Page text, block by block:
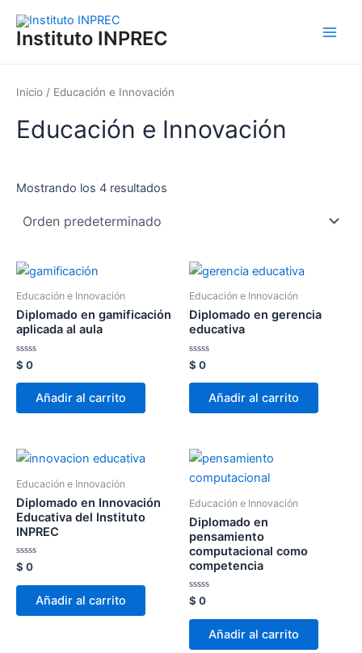
contenido
Instituto INPREC
Inicio / Educación e Innovación
Educación e Innovación
Mostrando los 4 resultados
Educación e Innovación
Diplomado en gamificación
aplicada al aula
Valorado
con
0
$ 0
Añadir al carrito
Educación e Innovación
Diplomado en gerencia
educativa
Valorado
con
0
$ 0
Añadir al carrito
Educación e Innovación
Diplomado en Innovación
Educativa del Instituto
INPREC
Valorado
con
0
$ 0
Añadir al carrito
Educación e Innovación
Diplomado en
pensamiento
computacional como
competencia
Valorado
con
0
$ 0
Añadir al carrito